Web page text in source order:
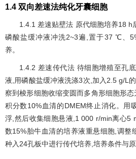
1.4 双向差速法纯化牙囊细胞
1.4.1 差速贴壁法 原代细胞培养18 h
磷酸盐缓冲液冲洗2~3遍,置于37 ℃、
养。
1.4.2 差速传代法 待细胞增殖至孔
液,用磷酸盐缓冲液洗涤3次,加入2.5 g/L
察到梭形细胞收缩变圆而多角形细胞形
积分数10%血清的DMEM终止消化。用
浮,然后收集细胞悬液,1 000 r/min离心5
数15%胎牛血清的培养液重悬细胞,调整
种入24孔板中进行传代培养,培养条件与原